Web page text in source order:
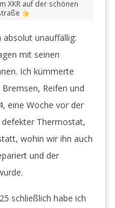
XKR auf der schönen
absolut unauffällig:
mit seinen
Ich kümmerte
Reifen und
eine Woche vor der
defekter Thermostat,
wohin wir ihn auch
und der
schließlich habe ich